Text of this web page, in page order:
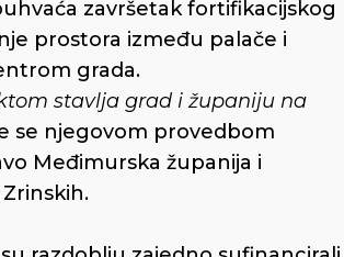
završetak fortifikacijskog
prostora između palače i
grada.
stavlja grad i županiju na
se njegovom provedbom
Međimurska županija i